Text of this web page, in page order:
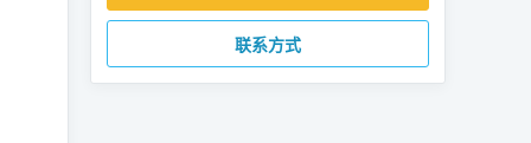
联系方式